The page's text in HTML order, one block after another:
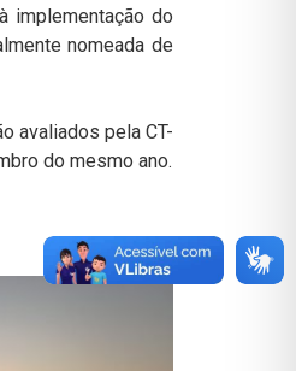
implementação do
nomeada de
avaliados pela CT-
do mesmo ano.